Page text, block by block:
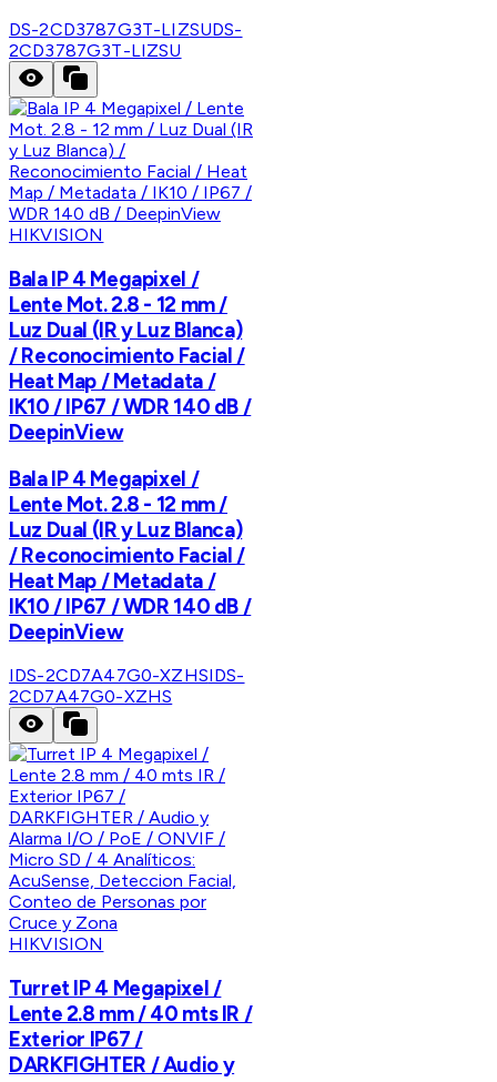
DS-2CD3787G3T-LIZSUDS-
2CD3787G3T-LIZSU
HIKVISION
Bala IP 4 Megapixel /
Lente Mot. 2.8 - 12 mm /
Luz Dual (IR y Luz Blanca)
/ Reconocimiento Facial /
Heat Map / Metadata /
IK10 / IP67 / WDR 140 dB /
DeepinView
Bala IP 4 Megapixel /
Lente Mot. 2.8 - 12 mm /
Luz Dual (IR y Luz Blanca)
/ Reconocimiento Facial /
Heat Map / Metadata /
IK10 / IP67 / WDR 140 dB /
DeepinView
IDS-2CD7A47G0-XZHSIDS-
2CD7A47G0-XZHS
HIKVISION
Turret IP 4 Megapixel /
Lente 2.8 mm / 40 mts IR /
Exterior IP67 /
DARKFIGHTER / Audio y